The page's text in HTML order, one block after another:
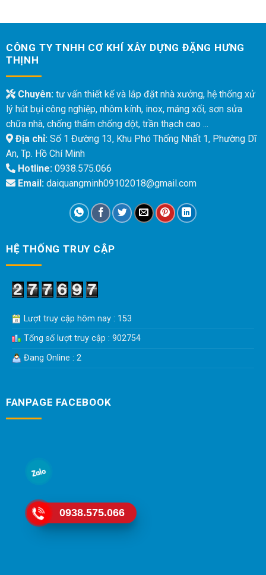
CÔNG TY TNHH CƠ KHÍ XÂY DỰNG ĐẶNG HƯNG
THỊNH
Chuyên:tư vấn thiết kế và lắp đặt nhà xưởng, hệ thống xử
lý hút bụi công nghiệp, nhôm kính, inox, máng xối, sơn sửa
chữa nhà, chống thấm chống dột, trần thạch cao ...
Địa chỉ:Số 1 Đường 13, Khu Phó Thống Nhất 1, Phường Dĩ
An, Tp. Hồ Chí Minh
Hotline:0938.575.066
Email:daiquangminh09102018@gmail.com
HỆ THỐNG TRUY CẬP
Lượt truy cập hôm nay : 153
Tổng số lượt truy cập : 902754
Đang Online : 2
FANPAGE FACEBOOK
0938.575.066